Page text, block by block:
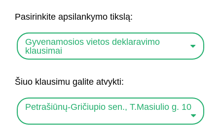
Pasirinkite apsilankymo tikslą:
Gyvenamosios vietos deklaravimo
klausimai
Šiuo klausimu galite atvykti:
Petrašiūnų-Gričiupio sen., T.Masiulio g. 10